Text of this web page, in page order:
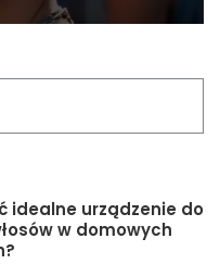
idealne urządzenie do
w domowych